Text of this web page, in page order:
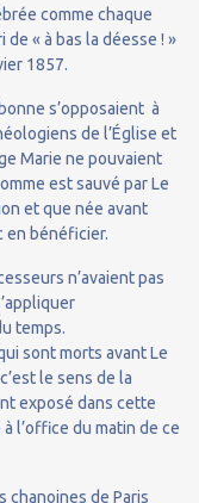
comme chaque
de « à bas la déesse ! »
1857.
s’opposaient à
de l’Église et
Marie ne pouvaient
est sauvé par Le
et que née avant
en bénéficier.
n’avaient pas
temps.
sont morts avant Le
le sens de la
exposé dans cette
l’office du matin de ce
chanoines de Paris